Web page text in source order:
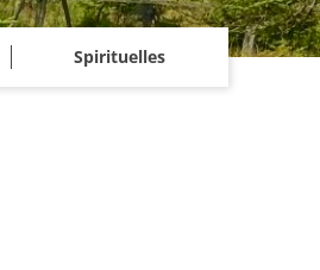
Spirituelles